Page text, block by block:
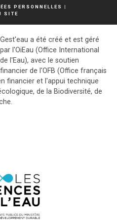
PERSONNELLES
|
SITE
Gest'eau a été créé et est géré
par l'OiEau (Office International
de l'Eau), avec le soutien
financier de l'OFB (Office français
financier et l'appui technique
de la Biodiversité, de